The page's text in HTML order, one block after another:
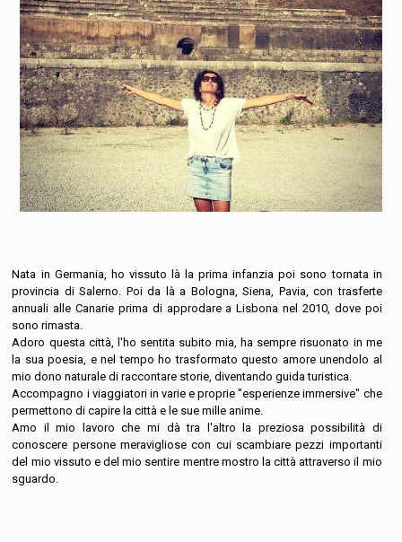
Nata in Germania, ho vissuto là la prima infanzia poi sono tornata in
provincia di Salerno. Poi da là a Bologna, Siena, Pavia, con trasferte
annuali alle Canarie prima di approdare a Lisbona nel 2010, dove poi
sono rimasta.
Adoro questa città, l'ho sentita subito mia, ha sempre risuonato in me
la sua poesia, e nel tempo ho trasformato questo amore unendolo al
mio dono naturale di raccontare storie, diventando guida turistica.
Accompagno i viaggiatori in varie e proprie "esperienze immersive" che
permettono di capire la città e le sue mille anime.
Amo il mio lavoro che mi dà tra l'altro la preziosa possibilità di
conoscere persone meravigliose con cui scambiare pezzi importanti
del mio vissuto e del mio sentire mentre mostro la città attraverso il mio
sguardo.